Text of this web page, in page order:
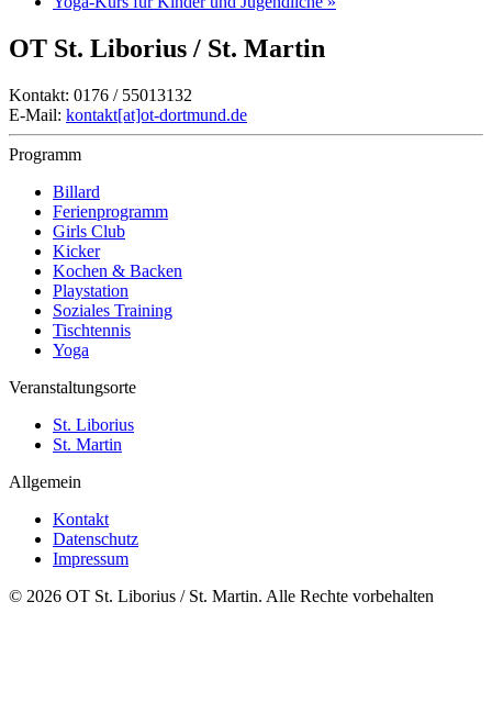
OT St. Liborius / St. Martin
Kontakt: 0176 / 55013132
E-Mail: kontakt[at]ot-dortmund.de
Programm
Billard
Ferienprogramm
Girls Club
Kicker
Kochen & Backen
Playstation
Soziales Training
Tischtennis
Yoga
Veranstaltungsorte
St. Liborius
St. Martin
Allgemein
Kontakt
Datenschutz
Impressum
© 2026 OT St. Liborius / St. Martin. Alle Rechte vorbehalten